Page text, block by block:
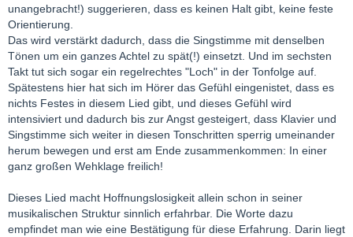
unangebracht!) suggerieren, dass es keinen Halt gibt, keine feste
Orientierung.
Das wird verstärkt dadurch, dass die Singstimme mit denselben
Tönen um ein ganzes Achtel zu spät(!) einsetzt. Und im sechsten
Takt tut sich sogar ein regelrechtes "Loch" in der Tonfolge auf.
Spätestens hier hat sich im Hörer das Gefühl eingenistet, dass es
nichts Festes in diesem Lied gibt, und dieses Gefühl wird
intensiviert und dadurch bis zur Angst gesteigert, dass Klavier und
Singstimme sich weiter in diesen Tonschritten sperrig umeinander
herum bewegen und erst am Ende zusammenkommen: In einer
ganz großen Wehklage freilich!
Dieses Lied macht Hoffnungslosigkeit allein schon in seiner
musikalischen Struktur sinnlich erfahrbar. Die Worte dazu
empfindet man wie eine Bestätigung für diese Erfahrung. Darin liegt